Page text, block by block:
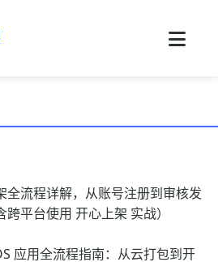
全流程详解，从账号注册到审核发
平台使用 开心上架 实战）
应用全流程指南：从云打包到开